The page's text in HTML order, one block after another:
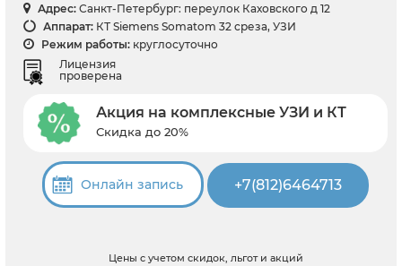
Адрес: Санкт-Петербург: переулок Каховского д 12
Аппарат: КТ Siemens Somatom 32 среза, УЗИ
Режим работы: круглосуточно
Лицензия
проверена
Акция на комплексные УЗИ и КТ
Скидка до 20%
Онлайн запись +7(812)6464713
Цены с учетом скидок, льгот и акций